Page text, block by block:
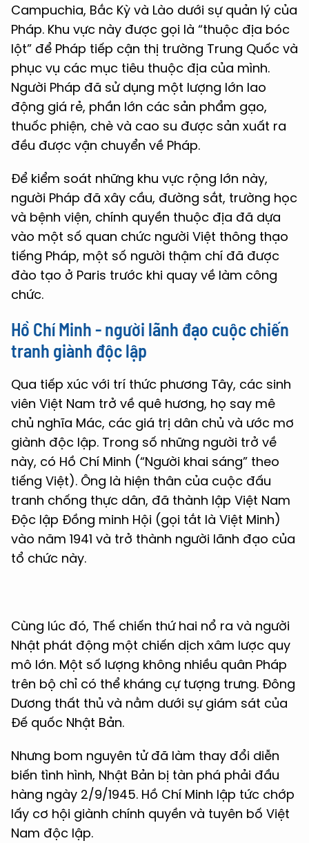
Campuchia, Bắc Kỳ và Lào dưới sự quản lý của
Pháp. Khu vực này được gọi là “thuộc địa bóc
lột” để Pháp tiếp cận thị trường Trung Quốc và
phục vụ các mục tiêu thuộc địa của mình.
Người Pháp đã sử dụng một lượng lớn lao
động giá rẻ, phần lớn các sản phẩm gạo,
thuốc phiện, chè và cao su được sản xuất ra
đều được vận chuyển về Pháp.
Để kiểm soát những khu vực rộng lớn này,
người Pháp đã xây cầu, đường sắt, trường học
và bệnh viện, chính quyền thuộc địa đã dựa
vào một số quan chức người Việt thông thạo
tiếng Pháp, một số người thậm chí đã được
đào tạo ở Paris trước khi quay về làm công
chức.
Hồ Chí Minh - người lãnh đạo cuộc chiến
tranh giành độc lập
Qua tiếp xúc với trí thức phương Tây, các sinh
viên Việt Nam trở về quê hương, họ say mê
chủ nghĩa Mác, các giá trị dân chủ và ước mơ
giành độc lập. Trong số những người trở về
này, có Hồ Chí Minh (“Người khai sáng” theo
tiếng Việt). Ông là hiện thân của cuộc đấu
tranh chống thực dân, đã thành lập Việt Nam
Độc lập Đồng minh Hội (gọi tắt là Việt Minh)
vào năm 1941 và trở thành người lãnh đạo của
tổ chức này.
Cùng lúc đó, Thế chiến thứ hai nổ ra và người
Nhật phát động một chiến dịch xâm lược quy
mô lớn. Một số lượng không nhiều quân Pháp
trên bộ chỉ có thể kháng cự tượng trưng. Đông
Dương thất thủ và nằm dưới sự giám sát của
Đế quốc Nhật Bản.
Nhưng bom nguyên tử đã làm thay đổi diễn
biến tình hình, Nhật Bản bị tàn phá phải đầu
hàng ngày 2/9/1945. Hồ Chí Minh lập tức chớp
lấy cơ hội giành chính quyền và tuyên bố Việt
Nam độc lập.